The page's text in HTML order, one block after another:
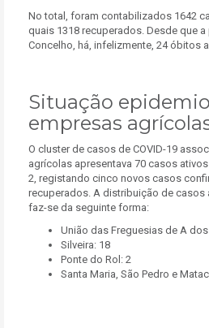
No total, foram contabilizados 1642
quais 1318 recuperados. Desde que
Concelho, há, infelizmente, 24 óbitos
Situação
empresas
O cluster de casos de COVID-19
agrícolas apresentava 70 casos
2, registando cinco novos casos
recuperados. A distribuição de casos
faz-se da seguinte forma:
União das Freguesias de A
Silveira: 18
Ponte do Rol: 2
Santa Maria, São Pedro e